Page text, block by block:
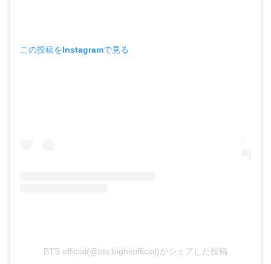
この投稿をInstagramで見る
BTS official(@bts.bighitofficial)がシェアした投稿